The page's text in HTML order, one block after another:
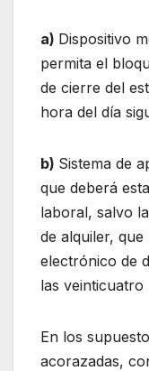
a) Dispositivo
permita el
de cierre del
hora del día
b) Sistema de
que deberá
laboral, salvo
de alquiler,
electrónico de
las veinticuatro
En los
acorazadas,